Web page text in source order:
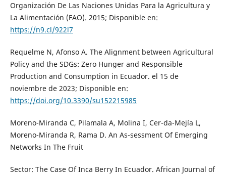
Organización De Las Naciones Unidas Para la Agricultura y
La Alimentación (FAO). 2015; Disponible en:
https://n9.cl/922l7
Requelme N, Afonso A. The Alignment between Agricultural
Policy and the SDGs: Zero Hunger and Responsible
Production and Consumption in Ecuador. el 15 de
noviembre de 2023; Disponible en:
https://doi.org/10.3390/su152215985
Moreno-Miranda C, Pilamala A, Molina I, Cer-da-Mejía L,
Moreno-Miranda R, Rama D. An As-sessment Of Emerging
Networks In The Fruit
Sector: The Case Of Inca Berry In Ecuador. African Journal of